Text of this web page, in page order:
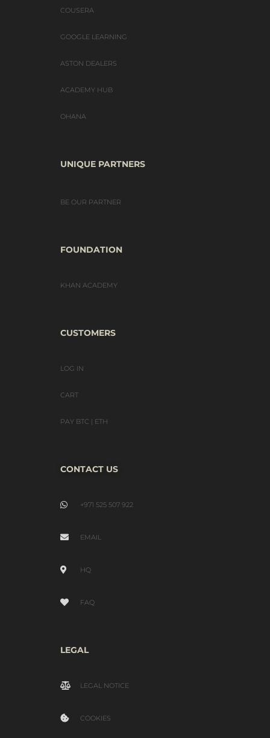
COUSERA
GOOGLE LEARNING
ASTON DEALERS
ACADEMY HUB
OHANA
UNIQUE PARTNERS
BE OUR PARTNER
FOUNDATION
KHAN ACADEMY
CUSTOMERS
LOG IN
CART
PAY BTC | ETH
CONTACT US
+971 525 507 922
EMAIL
HQ
FAQ
LEGAL
LEGAL NOTICE
COOKIES